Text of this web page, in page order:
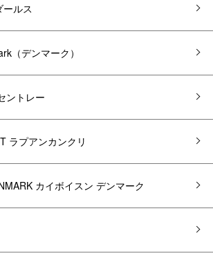
ルス
（デンマーク）
ントレー
ラプアンカンクリ
カイボイスン デンマーク